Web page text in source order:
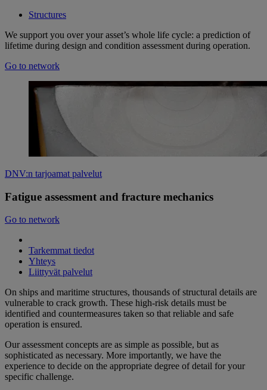
Structures
We support you over your asset’s whole life cycle: a prediction of
lifetime during design and condition assessment during operation.
Go to network
DNV:n tarjoamat palvelut
Fatigue assessment and fracture mechanics
Go to network
Tarkemmat tiedot
Yhteys
Liittyvät palvelut
On ships and maritime structures, thousands of structural details are
vulnerable to crack growth. These high-risk details must be
identified and countermeasures taken so that reliable and safe
operation is ensured.
Our assessment concepts are as simple as possible, but as
sophisticated as necessary. More importantly, we have the
experience to decide on the appropriate degree of detail for your
specific challenge.